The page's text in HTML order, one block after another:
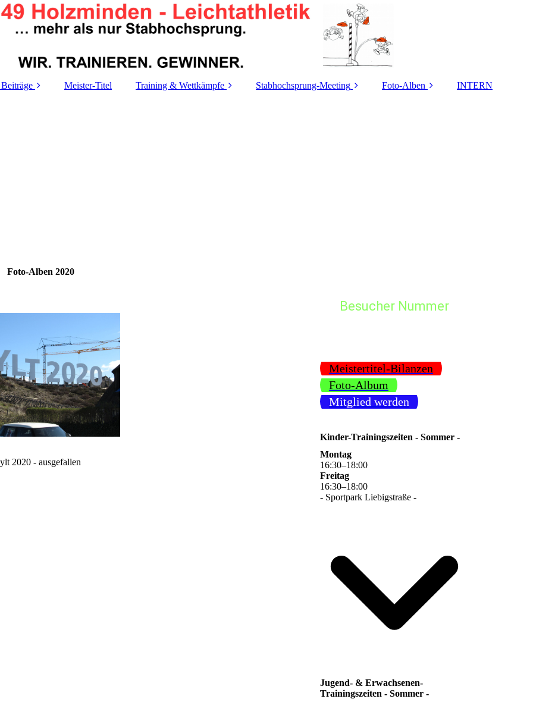
Meister-Titel Training & Wettkämpfe Stabhochsprung-Meeting Foto-Alben
2017
2013
INTERN
Foto-Alben 2020
2020 - ausgefallen
Besucher Nummer
Meistertitel-Bilanzen
Foto-Album
Mitglied werden
Kinder-Trainingszeiten - Sommer -
Montag
16:30–18:00
Freitag
16:30–18:00
- Sportpark Liebigstraße -
Jugend- & Erwachsenen-
Trainingszeiten - Sommer -